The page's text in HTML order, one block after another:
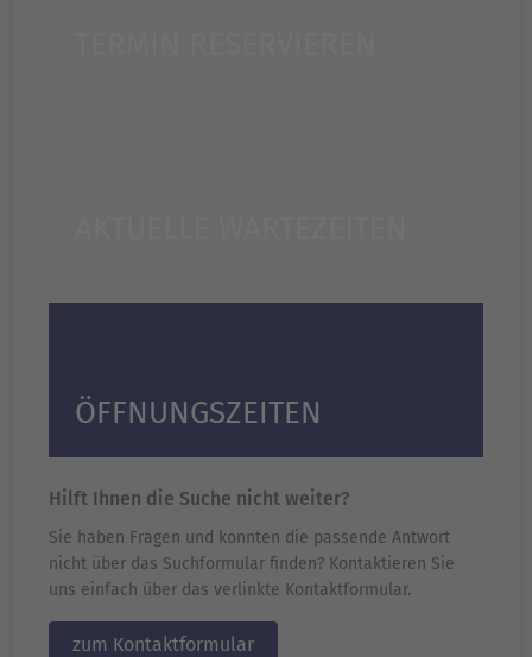
ÖFFNUNGSZEITEN
Hilft Ihnen die Suche nicht weiter?
Sie haben Fragen und konnten die passende Antwort
nicht über das Suchformular finden? Kontaktieren Sie
uns einfach über das verlinkte Kontaktformular.
zum Kontaktformular